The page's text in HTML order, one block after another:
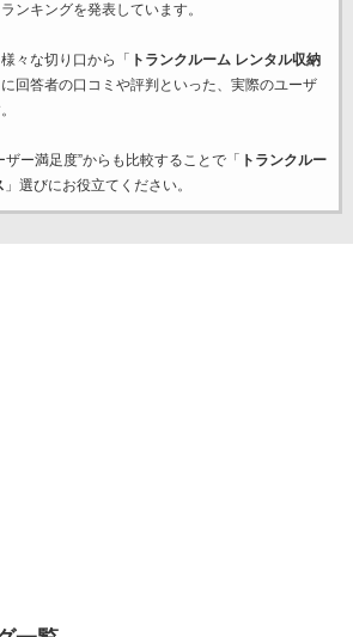
ランキングを発表しています。
々な切り口から「
トランクルーム レンタル収納
に回答者の口コミや評判といった、実際のユーザ
ー満足度”からも比較することで「
トランクルー
」選びにお役立てください。